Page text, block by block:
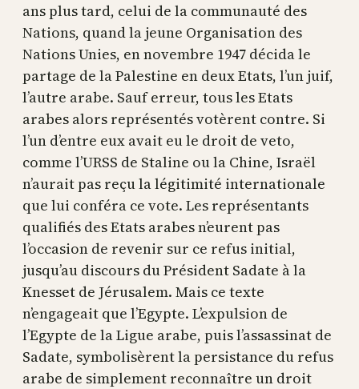
ans plus tard, celui de la communauté des
Nations, quand la jeune Organisation des
Nations Unies, en novembre 1947 décida le
partage de la Palestine en deux Etats, l’un juif,
l’autre arabe. Sauf erreur, tous les Etats
arabes alors représentés votèrent contre. Si
l’un d’entre eux avait eu le droit de veto,
comme l’URSS de Staline ou la Chine, Israël
n’aurait pas reçu la légitimité internationale
que lui conféra ce vote. Les représentants
qualifiés des Etats arabes n’eurent pas
l’occasion de revenir sur ce refus initial,
jusqu’au discours du Président Sadate à la
Knesset de Jérusalem. Mais ce texte
n’engageait que l’Egypte. L’expulsion de
l’Egypte de la Ligue arabe, puis l’assassinat de
Sadate, symbolisèrent la persistance du refus
arabe de simplement reconnaître un droit